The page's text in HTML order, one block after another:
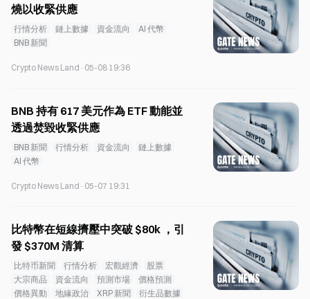
燒以收緊供應
行情分析 鏈上數據 資金流向
AI 代幣
BNB 新聞
Crypto News Land · 05-08 19:36
BNB 持有 617 美元作為 ETF 動能並
透過焚毀收緊供應
BNB 新聞 行情分析 資金流向
鏈上數據
AI 代幣
Crypto News Land · 05-07 19:31
比特幣在短線擠壓中突破 $80k ，引
發 $370M 清算
比特币新聞 行情分析 宏觀經濟
股票
大宗商品
資金流向 預測市場
價格預測
價格異動
地緣政治 XRP 新聞
衍生品數據